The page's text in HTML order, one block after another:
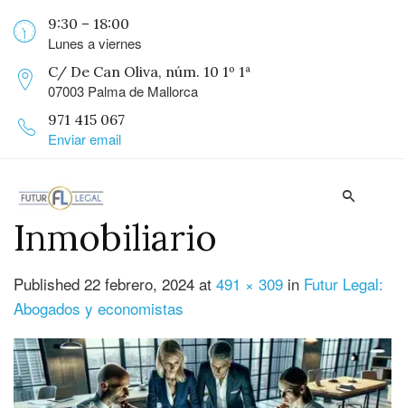
9:30 – 18:00
Lunes a viernes
C/ De Can Oliva, núm. 10 1º 1ª
07003 Palma de Mallorca
971 415 067
Enviar email
Inmobiliario
Published 22 febrero, 2024 at 491 × 309 in Futur Legal:
Abogados y economistas